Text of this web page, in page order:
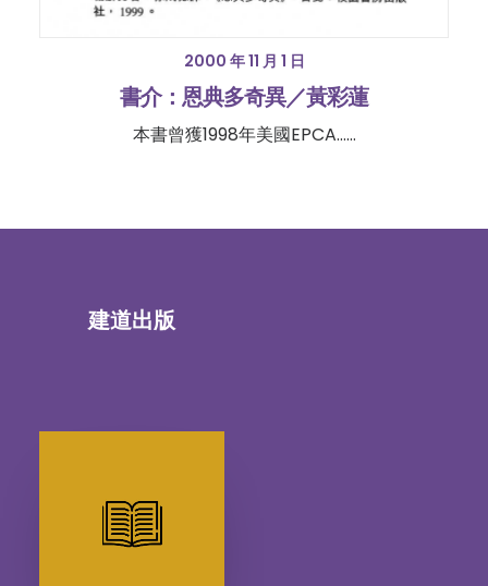
2000 年 11 月 1 日
書介：恩典多奇異／黃彩蓮
本書曾獲1998年美國EPCA……
建道出版